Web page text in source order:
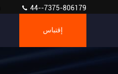
44--7375-806179
إقتباس